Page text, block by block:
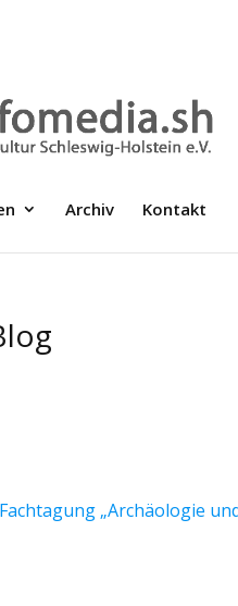
Archiv Kontakt
Fachtagung „Archäologie